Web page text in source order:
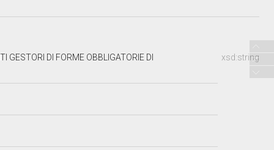
xsd:string
GESTORI DI FORME OBBLIGATORIE DI